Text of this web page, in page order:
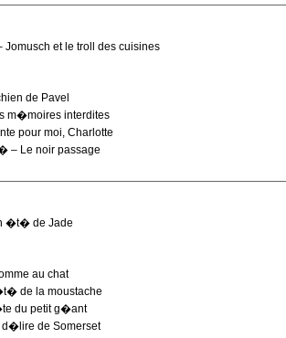
Jomusch et le troll des cuisines
de Pavel
m�moires interdites
pour moi, Charlotte
– Le noir passage
�t� de Jade
au chat
de la moustache
du petit g�ant
de Somerset